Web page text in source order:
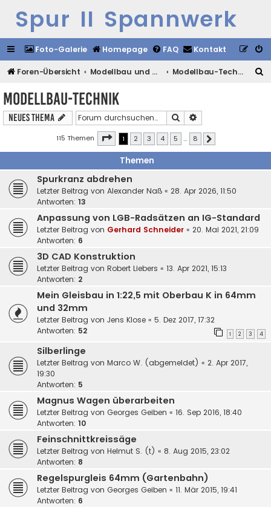
Spur II Spannwerk
Foto-Galerie Homepage FAQ Kontakt
Foren-Übersicht Modellbau und Vorbild Modellbau-Technik
Modellbau-Technik
Neues Thema Suche
115 Themen Seite von8
1 2 3 4 5 … 8
Themen
Spurkranz abdrehen
Letzter Beitrag von Alexander Naß « 28. Apr 2026, 11:50
Antworten: 13
Anpassung von LGB-Radsätzen an IG-Standard
Letzter Beitrag von Gerhard Schneider « 20. Mai 2021, 21:09
Antworten: 6
3D CAD Konstruktion
Letzter Beitrag von Robert Liebers « 13. Apr 2021, 15:13
Antworten: 2
Mein Gleisbau in 1:22,5 mit Oberbau K in 64mm
und 32mm
Letzter Beitrag von Jens Klose « 5. Dez 2017, 17:32
Antworten: 52 1 2 3 4
Silberlinge
Letzter Beitrag von Marco W. (abgemeldet) « 2. Apr 2017,
19:30
Antworten: 5
Magnus Wagen überarbeiten
Letzter Beitrag von Georges Geiben « 16. Sep 2016, 18:40
Antworten: 10
Feinschnittkreissäge
Letzter Beitrag von Helmut S. (t) « 8. Aug 2015, 23:02
Antworten: 8
Regelspurgleis 64mm (Gartenbahn)
Letzter Beitrag von Georges Geiben « 11. Mär 2015, 19:41
Antworten: 6